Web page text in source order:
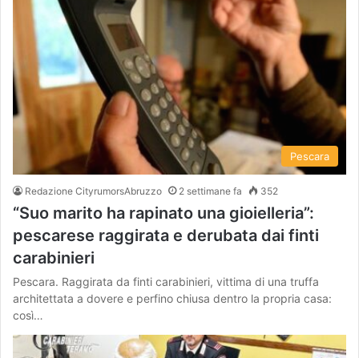
Pescara
Redazione CityrumorsAbruzzo 2 settimane fa 352
“Suo marito ha rapinato una gioielleria”:
pescarese raggirata e derubata dai finti
carabinieri
Pescara. Raggirata da finti carabinieri, vittima di una truffa
architettata a dovere e perfino chiusa dentro la propria casa:
così…